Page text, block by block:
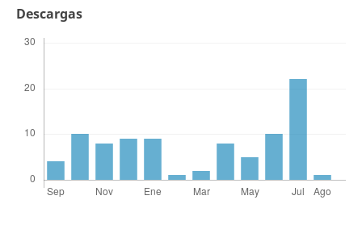
Descargas